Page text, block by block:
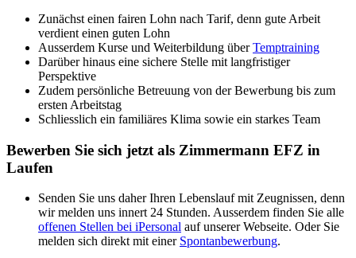
Zunächst einen fairen Lohn nach Tarif, denn gute Arbeit
verdient einen guten Lohn
Ausserdem Kurse und Weiterbildung überTemptraining
Darüber hinaus eine sichere Stelle mit langfristiger
Perspektive
Zudem persönliche Betreuung von der Bewerbung bis zum
ersten Arbeitstag
Schliesslich ein familiäres Klima sowie ein starkes Team
Bewerben Sie sich jetzt als Zimmermann EFZ in
Laufen
Senden Sie uns daher Ihren Lebenslauf mit Zeugnissen, denn
wir melden uns innert 24 Stunden. Ausserdem finden Sie alle
offenen Stellen bei iPersonal auf unserer Webseite. Oder Sie
melden sich direkt mit einer Spontanbewerbung.